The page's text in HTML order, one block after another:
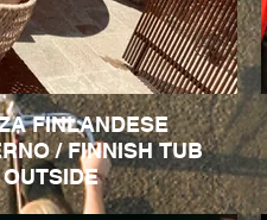
FINLANDESE
/ FINNISH TUB
OUTSIDE